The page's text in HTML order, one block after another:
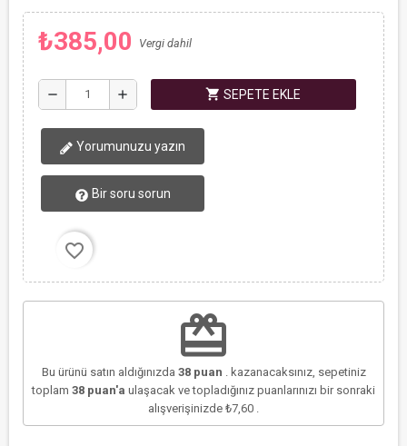
₺385,00 Vergi dahil
remove add shopping_cart SEPETE EKLE
Yorumunuzu yazın
Bir soru sorun
favorite_border
redeem
Bu ürünü satın aldığınızda 38puan . kazanacaksınız, sepetiniz
toplam 38 puan'a ulaşacak ve topladığınız puanlarınızı bir sonraki
alışverişinizde ₺7,60